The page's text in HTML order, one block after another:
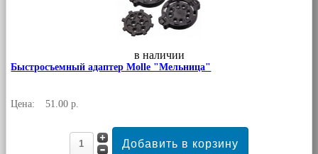
в наличии
Быстросъемный адаптер Molle "Мельница"
Цена: 51.00 р.